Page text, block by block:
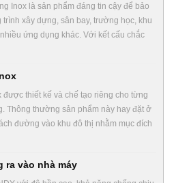
Inox là sản phẩm đáng tin cậy để bảo
trình xây dựng, sân bay, trường học, khu
ứng dụng khác. Với kết cấu chắc
được thiết kế và chế tạo riêng cho từng
Thông thường sản phẩm này hay đặt ở
đường vào khu đô thị nhằm mục đích
ra vào nhà máy